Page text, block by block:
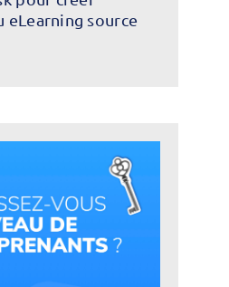
eLearning source